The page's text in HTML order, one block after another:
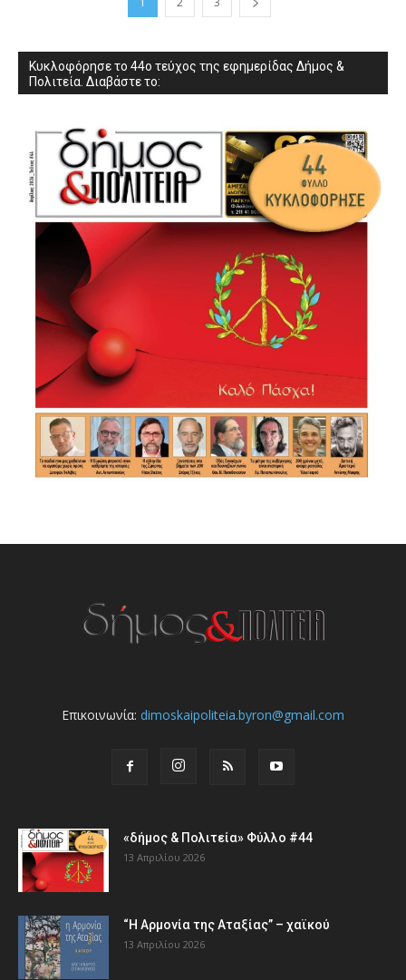
Κυκλοφόρησε το 44ο τεύχος της εφημερίδας Δήμος &
Πολιτεία. Διαβάστε το:
Επικοινωνία: dimoskaipoliteia.byron@gmail.com
«δήμος & Πολιτεία» Φύλλο #44
13 Απριλίου 2026
“Η Αρμονία της Αταξίας” – χαϊκού
13 Απριλίου 2026